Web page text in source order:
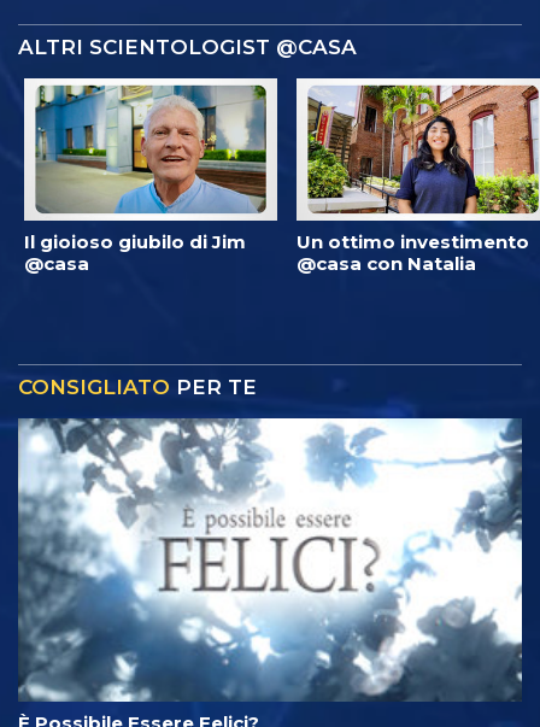
ALTRI SCIENTOLOGIST @CASA
Il gioioso giubilo di Jim
@casa
Un ottimo investimento
@casa con Natalia
CONSIGLIATO PER TE